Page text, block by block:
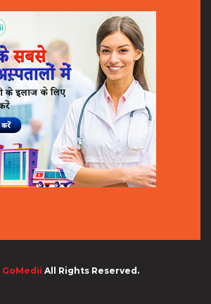
GoMedii All Rights Reserved.